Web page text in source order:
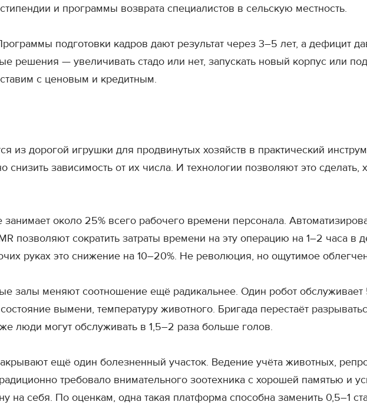
и программы возврата специалистов в сельскую местность.
подготовки кадров дают результат через 3–5 лет, а дефицит
решения — увеличивать стадо или нет, запускать новый корпус или
с ценовым и кредитным.
из дорогой игрушки для продвинутых хозяйств в практический
снизить зависимость от их числа. И технологии позволяют это сделать,
около 25% всего рабочего времени персонала.
позволяют сократить затраты времени на эту операцию на 1–2 часа в
руках это снижение на 10–20%. Не революция, но ощутимое
залы меняют соотношение ещё радикальнее. Один робот обслуживает
вымени, температуру животного. Бригада перестаёт
люди могут обслуживать в 1,5–2 раза больше голов.
ещё один болезненный участок. Ведение учёта животных,
требовало внимательного зоотехника с хорошей памятью и
на себя. По оценкам, одна такая платформа способна заменить 0,5–1